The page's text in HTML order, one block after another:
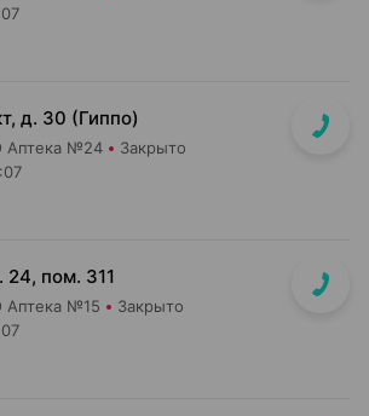
д. 30 (Гиппо)
Аптека №24 Закрыто
24, пом. 311
Аптека №15 Закрыто